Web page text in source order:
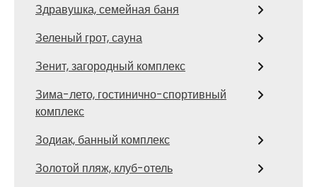
Здравушка, семейная баня
Зеленый грот, сауна
Зенит, загородный комплекс
Зима-лето, гостинично-спортивный
комплекс
Зодиак, банный комплекс
Золотой пляж, клуб-отель